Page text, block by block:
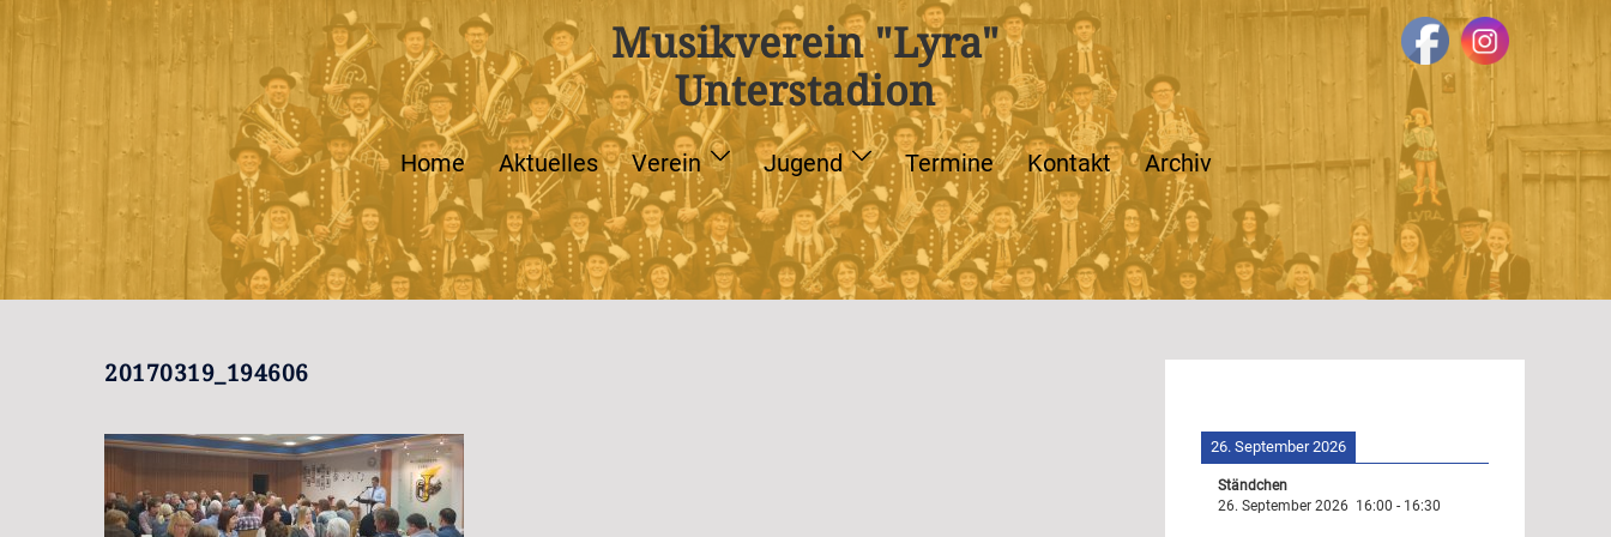
Musikverein "Lyra"
Unterstadion
Home Aktuelles Verein Jugend Termine Kontakt Archiv
20170319_194606
26. September 2026
Ständchen
26. September 2026 16:00 - 16:30